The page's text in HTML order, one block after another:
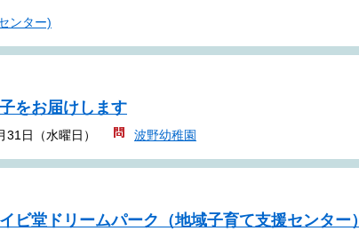
ンター)
をお届けします
日（水曜日） 波野幼稚園
ビ堂ドリームパーク（地域子育て支援センター）